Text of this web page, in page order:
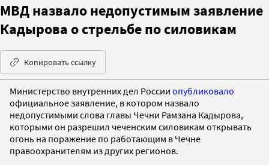
МВД назвало недопустимым заявление
Кадырова о стрельбе по силовикам
Копировать ссылку
Министерство внутренних дел России опубликовало
официальное заявление, в котором назвало
недопустимыми слова главы Чечни Рамзана Кадырова,
которыми он разрешил чеченским силовикам открывать
огонь на поражение по работающим в Чечне
правоохранителям из других регионов.